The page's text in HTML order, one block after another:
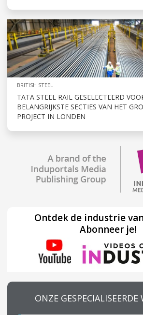
BRITISH STEEL
TATA STEEL RAIL GESELECTEERD
BELANGRIJKSTE SECTIES VAN HET
PROJECT IN LONDEN
Ontdek de industrie
Abonneer je!
ONZE GESPECIALISEERDE